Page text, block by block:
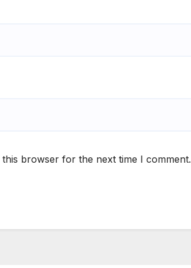
browser for the next time I comment.